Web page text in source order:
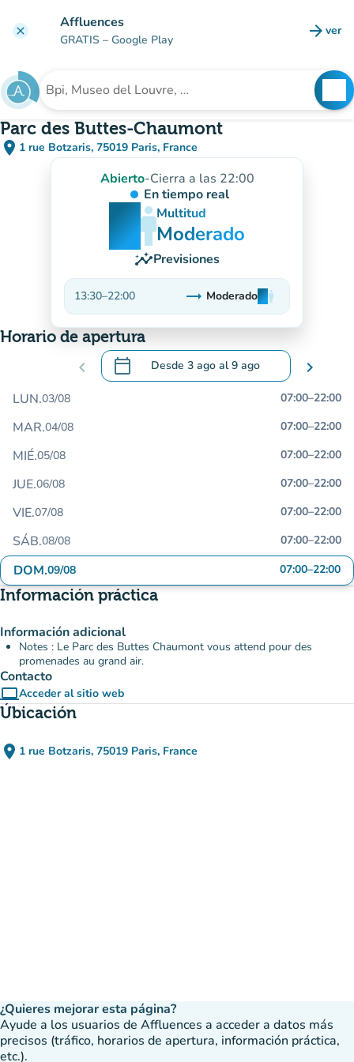
clear Affluences
GRATIS – Google Play arrow_forward ver
Buscar un establecimiento
Parc des Buttes-Chaumont
place 1 rue Botzaris, 75019 Paris, France
(abrir en Google Maps)
(nueva pestaña)
Abierto-Cierra a las 22:00
En tiempo real
man
man
manMultitud
Moderado
insightsPrevisiones
13:30–22:00 trending_flat
Estable
Moderadoman
man
man
Horario de apertura
chevron_left calendar_today Desde 3 ago al9 ago
.Abra el calendario para cambiar las
chevron_right
LUN.03/08 07:00–22:00
MAR.04/08 07:00–22:00
MIÉ.05/08 07:00–22:00
JUE.06/08 07:00–22:00
VIE.07/08 07:00–22:00
SÁB.08/08 07:00–22:00
DOM.09/08 07:00–22:00
Información práctica
Información adicional
Notes : Le Parc des Buttes Chaumont vous attend pour des
promenades au grand air.
Contacto
computerAcceder al sitio web
(nueva pestaña)
Úbicación
place 1 rue Botzaris, 75019 Paris, France
(abrir en Google Maps)
(nueva pestaña)
¿Quieres mejorar esta página?
Ayude a los usuarios de Affluences a acceder a datos más
precisos (tráfico, horarios de apertura, información práctica,
etc.).